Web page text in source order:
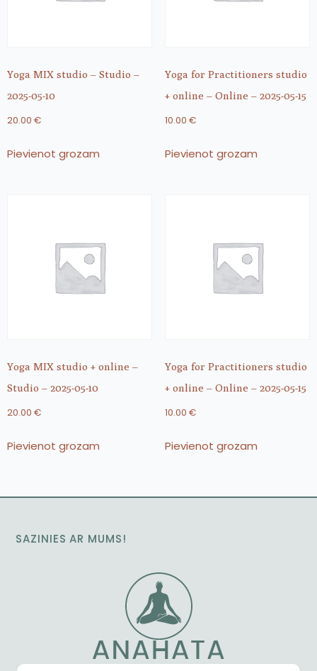
Yoga MIX studio – Studio –
2025-05-10
20.00 €
Pievienot grozam
Yoga for Practitioners studio
+ online – Online – 2025-05-15
10.00 €
Pievienot grozam
Yoga MIX studio + online –
Studio – 2025-05-10
20.00 €
Pievienot grozam
Yoga for Practitioners studio
+ online – Online – 2025-05-15
10.00 €
Pievienot grozam
SAZINIES AR MUMS!